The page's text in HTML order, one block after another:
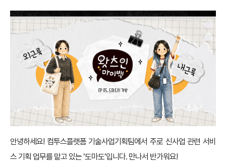
안녕하세요! 컴투스플랫폼 기술사업기획팀에서 주로 신사업 관련 서비
스 기획 업무를 맡고 있는 ‘도마도’입니다. 만나서 반가워요!